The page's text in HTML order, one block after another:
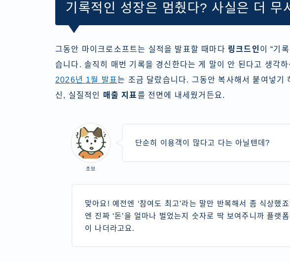
기록적인 성장은 멈췄다? 사실은 더 무
그동안 마이크로소프트는 실적을 발표할 때마다 링크드인 이 “기
습니다. 솔직히 매번 기록을 경신한다는 게 말이 안 된다고 생각
2026년 1월 발표는 조금 달랐습니다. 그동안 복사해서 붙여넣기
신, 실질적인 매출 지표를 전면에 내세웠거든요.
초보
단순히 이용객이 많다고 다는 아닐텐데?
맞아요! 예전엔 ‘참여도 최고’라는 말만 반복해서 좀 식상했
엔 진짜 ‘돈’을 얼마나 벌었는지 숫자로 딱 보여주니까 플랫
이 나더라고요.